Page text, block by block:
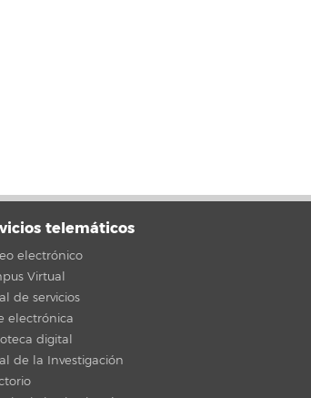
telemáticos
electrónico
Virtual
de servicios
electrónica
digital
de la Investigación